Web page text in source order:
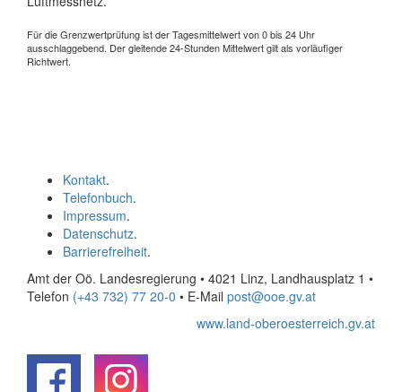
Für die Grenzwertprüfung ist der Tagesmittelwert von 0 bis 24 Uhr
ausschlaggebend. Der gleitende 24-Stunden Mittelwert gilt als vorläufiger
Richtwert.
Kontakt.
Telefonbuch.
Impressum.
Datenschutz.
Barrierefreiheit.
Amt der Oö. Landesregierung • 4021 Linz, Landhausplatz 1 •
Telefon (+43 732) 77 20-0 • E-Mail post@ooe.gv.at
www.land-oberoesterreich.gv.at